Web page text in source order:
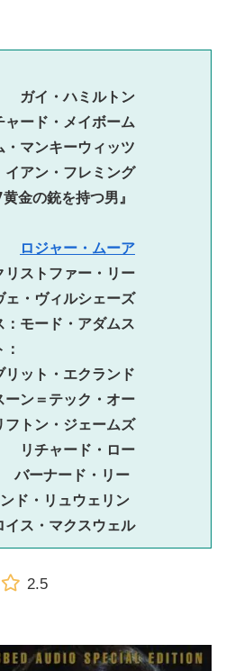
　ガイ・ハミルトン
ャード・メイボーム
ーウィッツ
イアン・フレミング
を持つ男』
ロジャー・ムーア
リストファー・リー
ェ・ヴィルシェーズ
モード・アダムス
リット・エクランド
ーン＝テック・オー
トン・ジェームズ
リチャード・ロー
バーナード・リー
ド・リュウェリン
イス・マクスウェル
2.5